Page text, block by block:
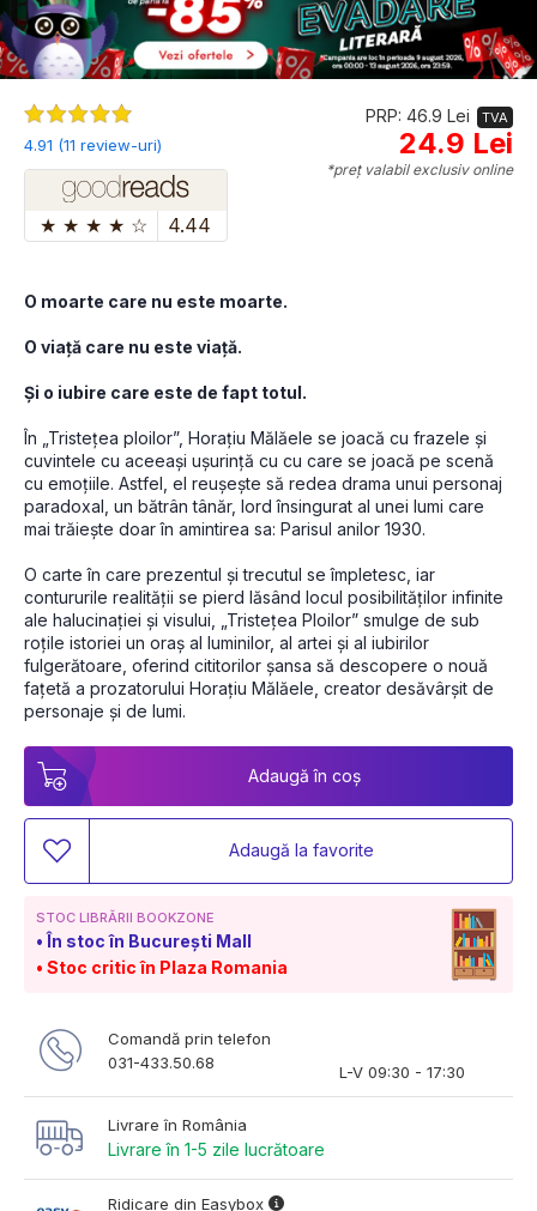
4.91 (11 review-uri)
★ ★ ★ ★ ☆ 4.44
PRP: 46.9 Lei TVA
24.9 Lei
*preț valabil exclusiv online
O moarte care nu este moarte.
O viață care nu este viață.
Și o iubire care este de fapt totul.
În „Tristețea ploilor”, Horațiu Mălăele se joacă cu frazele și
cuvintele cu aceeași ușurință cu cu care se joacă pe scenă
cu emoțiile. Astfel, el reușește să redea drama unui personaj
paradoxal, un bătrân tânăr, lord însingurat al unei lumi care
mai trăiește doar în amintirea sa: Parisul anilor 1930.
O carte în care prezentul și trecutul se împletesc, iar
contururile realității se pierd lăsând locul posibilităților infinite
ale halucinației și visului, „Tristețea Ploilor” smulge de sub
roțile istoriei un oraș al luminilor, al artei și al iubirilor
fulgerătoare, oferind cititorilor șansa să descopere o nouă
fațetă a prozatorului Horațiu Mălăele, creator desăvârșit de
personaje și de lumi.
Adaugă în coș
Adaugă la favorite
STOC LIBRĂRII BOOKZONE
În stoc în București Mall
Stoc critic în Plaza Romania
Comandă prin telefon
031-433.50.68
L-V 09:30 - 17:30
Livrare în România
Livrare în 1-5 zile lucrătoare
Ridicare din Easybox